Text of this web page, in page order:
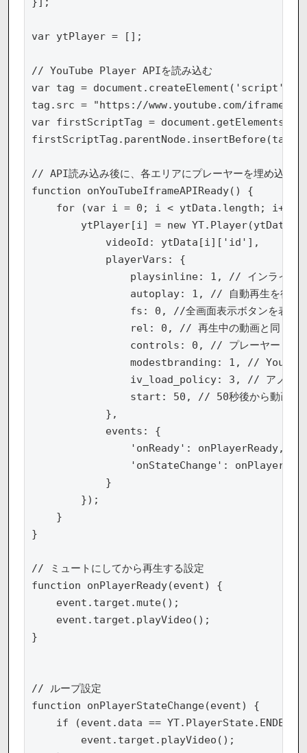
var ytPlayer = [];
// YouTube Player APIを読み込む
var tag = document.createElement('script');
tag.src = "https://www.youtube.com/
var firstScriptTag =
// API読み込み後に、各エリアにプレーヤーを埋め込む
function onYouTubeIframeAPIReady() {
for (var i = 0; i < ytData.length; i++)
ytPlayer[i] = new
            videoId: ytData[i]['id'],
            playerVars: {
playsinline: 1, // インライン
                autoplay: 1, // 自動再生を行う
fs: 0, //全画面表示ボタンを
rel: 0, // 再生中の動画と同じチ
controls: 0, // プレーヤー コン
modestbranding: 1, // YouTube
iv_load_policy: 3, // アノテー
start: 50, // 50秒後から動画が
            },
            events: {
'onReady': onPlayerReady, // 動
'onStateChange':
            }
        });
    }
}
// ミュートにしてから再生する設定
function onPlayerReady(event) {
    event.target.mute();
    event.target.playVideo();
}
// ループ設定
function onPlayerStateChange(event) {
if (event.data == YT.PlayerState.ENDED)
        event.target.playVideo();